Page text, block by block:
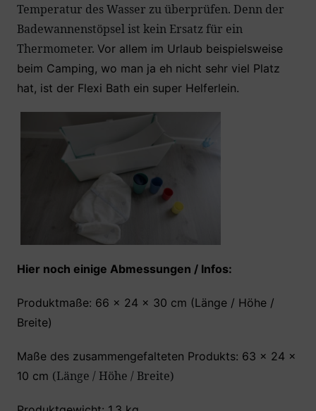
Temperatur des Wasser zu überprüfen. Denn der
Badewannenstöpsel ist kein Ersatz für ein
Thermometer. Vor allem im Urlaub beispielsweise
beim Camping, wo man ja eh nicht sehr viel Platz
hat, ist der Flexi Bath ein super Helferlein.
Hier noch einige Abmessungen / Infos:
Produktmaße: 66 x 24 x 30 cm (Länge / Höhe /
Breite)
Maße des zusammengefalteten Produkts: 63 x 24 x
10 cm (Länge / Höhe / Breite)